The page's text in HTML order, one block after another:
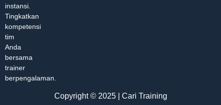
instansi.
Tingkatkan
kompetensi
tim
Anda
bersama
trainer
berpengalaman.
Copyright © 2025 | Cari Training